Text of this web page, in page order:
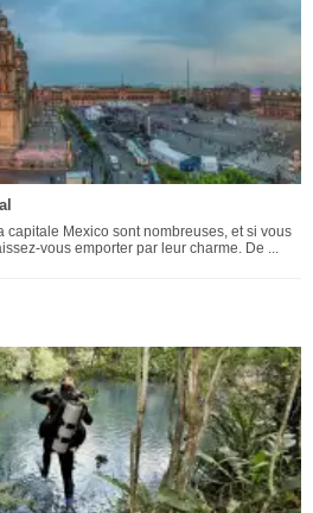
capitale Mexico sont nombreuses, et si vous
vous emporter par leur charme. De ...